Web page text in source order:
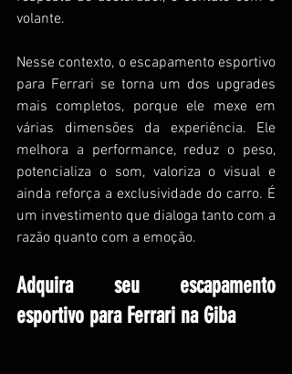
volante.
Nesse contexto, o escapamento esportivo
para Ferrari se torna um dos upgrades
mais completos, porque ele mexe em
várias dimensões da experiência. Ele
melhora a performance, reduz o peso,
potencializa o som, valoriza o visual e
ainda reforça a exclusividade do carro. É
um investimento que dialoga tanto com a
razão quanto com a emoção.
Adquira seu escapamento
esportivo para Ferrari na Giba